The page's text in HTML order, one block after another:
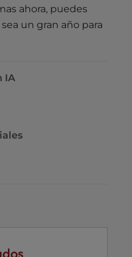
ahora, puedes
un gran año para
IA